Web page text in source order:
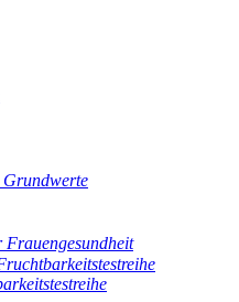
Grundwerte
Frauengesundheit